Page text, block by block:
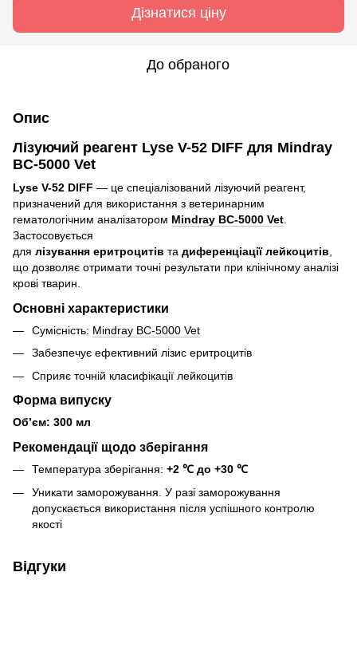
Дізнатися ціну
До обраного
Опис
Лізуючий реагент Lyse V-52 DIFF для Mindray
BC-5000 Vet
Lyse V-52 DIFF — це спеціалізований лізуючий реагент,
призначений для використання з ветеринарним
гематологічним аналізатором Mindray BC-5000 Vet
Застосовується
для лізування еритроцитів та диференціації лейкоцитів
що дозволяє отримати точні результати при клінічному аналізі
крові тварин.
Основні характеристики
Сумісність: Mindray BC-5000 Vet
Забезпечує ефективний лізис еритроцитів
Сприяє точній класифікації лейкоцитів
Форма випуску
Об’єм: 300 мл
Рекомендації щодо зберігання
Температура зберігання: +2 ℃ до +30 ℃
Уникати заморожування. У разі заморожування
допускається використання після успішного контролю
якості
Відгуки